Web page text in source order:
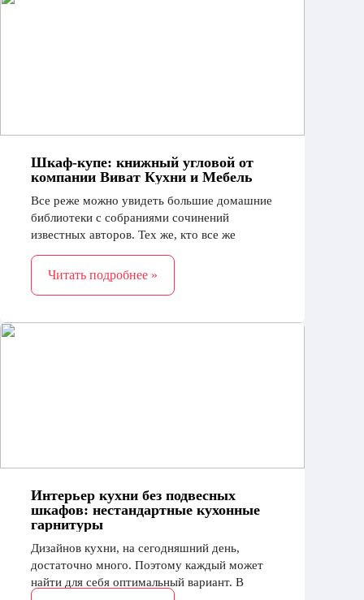
Шкаф-купе: книжный угловой от
компании Виват Кухни и Мебель
Все реже можно увидеть большие домашние
библиотеки с собраниями сочинений
известных авторов. Тех же, кто все же
обладает коллекцией книг дома, пусть и
небольшой, заинтересует тема книжных
Читать подробнее »
Интерьер кухни без подвесных
шкафов: нестандартные кухонные
гарнитуры
Дизайнов кухни, на сегодняшний день,
достаточно много. Поэтому каждый может
найти для себя оптимальный вариант. В